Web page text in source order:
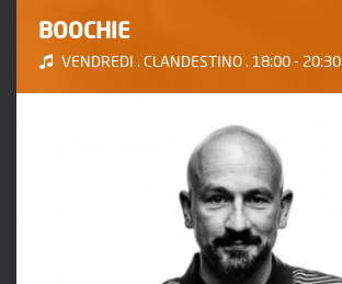
BOOCHIE
VENDREDI . CLANDESTINO . 18:00 - 20:30